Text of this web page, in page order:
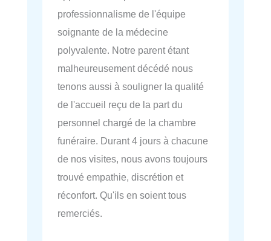
professionnalisme de l'équipe
soignante de la médecine
polyvalente. Notre parent étant
malheureusement décédé nous
tenons aussi à souligner la qualité
de l'accueil reçu de la part du
personnel chargé de la chambre
funéraire. Durant 4 jours à chacune
de nos visites, nous avons toujours
trouvé empathie, discrétion et
réconfort. Qu'ils en soient tous
remerciés.